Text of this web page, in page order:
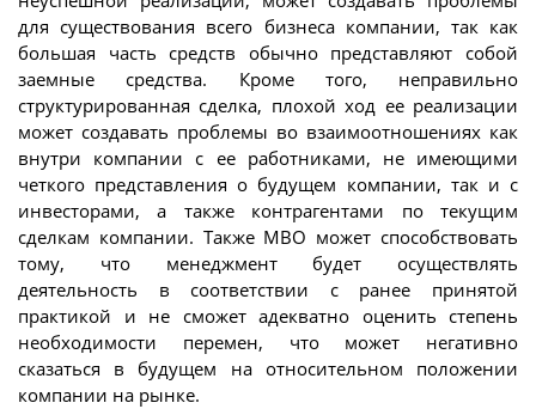
для существования всего бизнеса компании, так как
большая часть средств обычно представляют собой
заемные средства. Кроме того, неправильно
структурированная сделка, плохой ход ее реализации
может создавать проблемы во взаимоотношениях как
внутри компании с ее работниками, не имеющими
четкого представления о будущем компании, так и с
инвесторами, а также контрагентами по текущим
сделкам компании. Также МВО может способствовать
тому, что менеджмент будет осуществлять
деятельность в соответствии с ранее принятой
практикой и не сможет адекватно оценить степень
необходимости перемен, что может негативно
сказаться в будущем на относительном положении
компании на рынке.